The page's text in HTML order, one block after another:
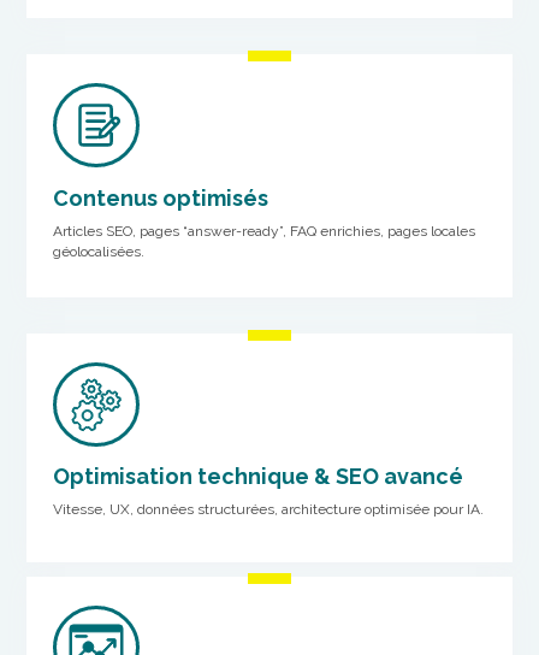
Contenus optimisés
Articles SEO, pages “answer-ready”, FAQ enrichies, pages locales
géolocalisées.
Optimisation technique & SEO avancé
Vitesse, UX, données structurées, architecture optimisée pour IA.